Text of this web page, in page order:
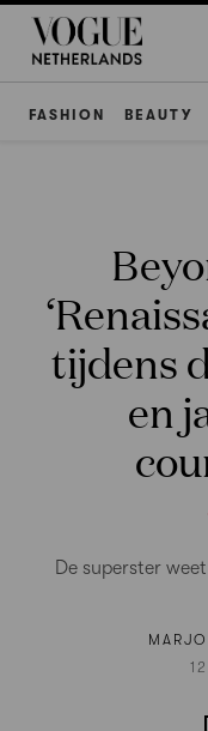
FASHION BEAUTY
tijdens
en
De superster